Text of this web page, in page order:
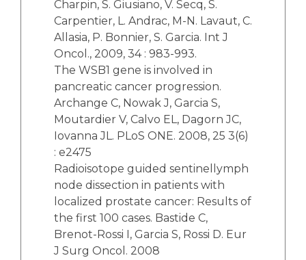
Charpin, S. Giusiano, V. Secq, S.
Carpentier, L. Andrac, M-N. Lavaut, C.
Allasia, P. Bonnier, S. Garcia. Int J
Oncol., 2009, 34 : 983-993.
The WSB1 gene is involved in
pancreatic cancer progression.
Archange C, Nowak J, Garcia S,
Moutardier V, Calvo EL, Dagorn JC,
Iovanna JL. PLoS ONE. 2008, 25 3(6)
: e2475
Radioisotope guided sentinellymph
node dissection in patients with
localized prostate cancer: Results of
the first 100 cases. Bastide C,
Brenot-Rossi I, Garcia S, Rossi D. Eur
J Surg Oncol. 2008